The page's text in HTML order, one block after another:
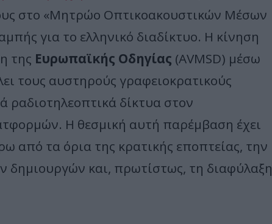
στο «Μητρώο Οπτικοακουστικών Μέσων
για το ελληνικό διαδίκτυο. Η κίνηση
της Ευρωπαϊκής Οδηγίας (AVMSD) μέσω
τους αυστηρούς γραφειοκρατικούς
ραδιοτηλεοπτικά δίκτυα στον
Η θεσμική αυτή παρέμβαση έχει
από τα όρια της κρατικής εποπτείας, την
δημιουργών και, πρωτίστως, τη διαφύλαξη